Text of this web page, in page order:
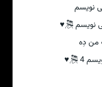
نویسم
نویسم 🎘♥
من دِه
4 🎘♥